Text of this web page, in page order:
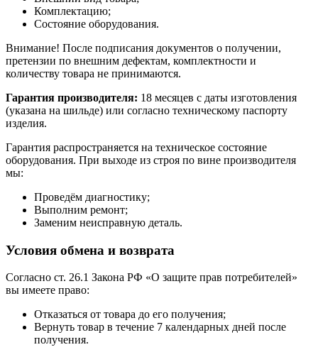
Комплектацию;
Состояние оборудования.
Внимание! После подписания документов о получении,
претензии по внешним дефектам, комплектности и
количеству товара не принимаются.
Гарантия производителя: 18 месяцев с даты изготовления
(указана на шильде) или согласно техническому паспорту
изделия.
Гарантия распространяется на техническое состояние
оборудования. При выходе из строя по вине производителя
мы:
Проведём диагностику;
Выполним ремонт;
Заменим неисправную деталь.
Условия обмена и возврата
Согласно ст. 26.1 Закона РФ «О защите прав потребителей»
вы имеете право:
Отказаться от товара до его получения;
Вернуть товар в течение 7 календарных дней после
получения.